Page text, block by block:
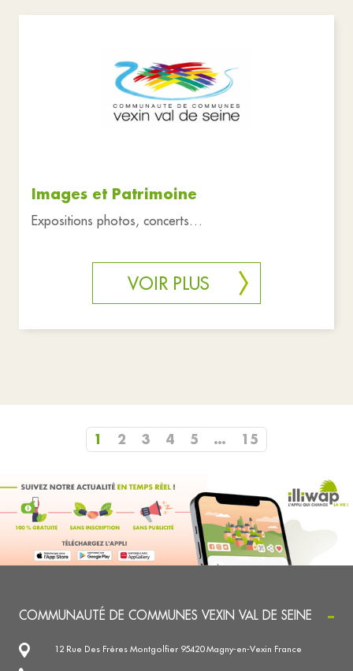
Images et Patrimoine
Expositions photos, concerts…
VOIR PLUS
1 2 3 4 5 … 15
COMMUNAUTÉ DE COMMUNES VEXIN VAL DE SEINE
12 Rue Des Frères Montgolfier 95420 Magny-en-Vexin France